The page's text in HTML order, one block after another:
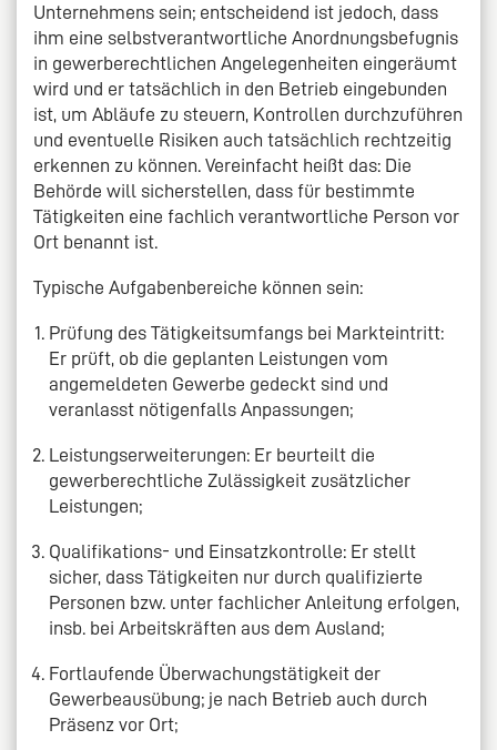
Unternehmens sein; entscheidend ist jedoch, dass
ihm eine selbstverantwortliche Anordnungsbefugnis
in gewerberechtlichen Angelegenheiten eingeräumt
wird und er tatsächlich in den Betrieb eingebunden
ist, um Abläufe zu steuern, Kontrollen durchzuführen
und eventuelle Risiken auch tatsächlich rechtzeitig
erkennen zu können. Vereinfacht heißt das: Die
Behörde will sicherstellen, dass für bestimmte
Tätigkeiten eine fachlich verantwortliche Person vor
Ort benannt ist.
Typische Aufgabenbereiche können sein:
Prüfung des Tätigkeitsumfangs bei Markteintritt:
Er prüft, ob die geplanten Leistungen vom
angemeldeten Gewerbe gedeckt sind und
veranlasst nötigenfalls Anpassungen;
Leistungserweiterungen: Er beurteilt die
gewerberechtliche Zulässigkeit zusätzlicher
Leistungen;
Qualifikations- und Einsatzkontrolle: Er stellt
sicher, dass Tätigkeiten nur durch qualifizierte
Personen bzw. unter fachlicher Anleitung erfolgen,
insb. bei Arbeitskräften aus dem Ausland;
Fortlaufende Überwachungstätigkeit der
Gewerbeausübung; je nach Betrieb auch durch
Präsenz vor Ort;